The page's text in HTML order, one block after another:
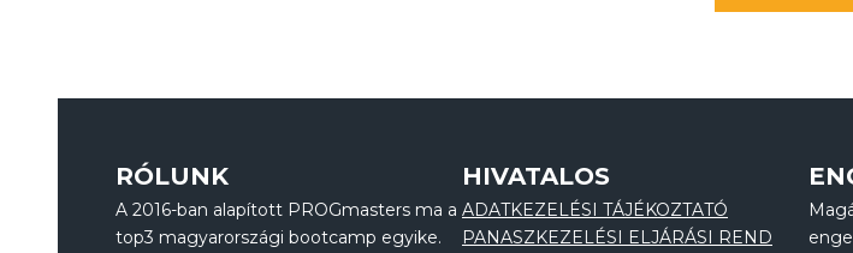
RÓLUNK
A 2016-ban alapított PROGmasters ma a
top3 magyarországi bootcamp egyike.
HIVATALOS
ADATKEZELÉSI TÁJÉKOZTATÓ
PANASZKEZELÉSI ELJÁRÁSI REND